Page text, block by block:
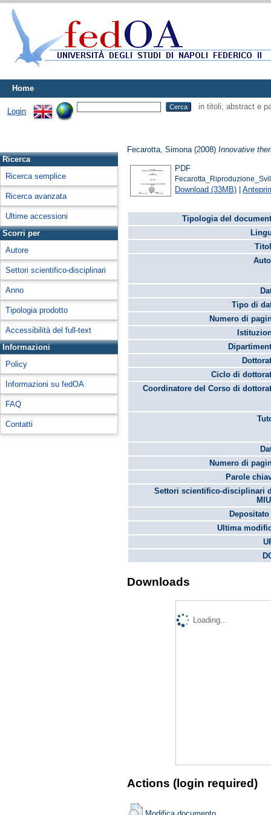
Home
Login
in titoli, abstract e
Ricerca
Ricerca semplice
Ricerca avanzata
Ultime accessioni
Scorri per
Autore
Settori scientifico-disciplinari
Anno
Tipologia prodotto
Accessibilità del full-text
Informazioni
Policy
Informazioni su fedOA
FAQ
Contatti
Fecarotta, Simona (2008)Innovative
PDF
Download (33MB) |
Tipologia del
Tipo di
Numero di
Ciclo di
Coordinatore del Corso di
Numero di
Parole
Settori scientifico-disciplinari
Ultima
Downloads
Loading...
Actions (login required)